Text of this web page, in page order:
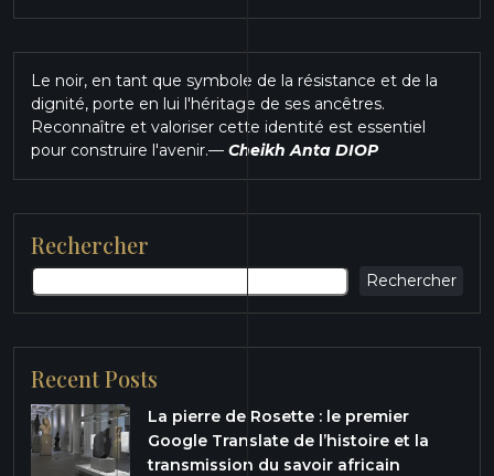
Le noir, en tant que symbole de la résistance et de la
dignité, porte en lui l'héritage de ses ancêtres.
Reconnaître et valoriser cette identité est essentiel
pour construire l'avenir.— Cheikh Anta DIOP
Rechercher
Rechercher
Recent Posts
La pierre de Rosette : le premier
Google Translate de l’histoire et la
transmission du savoir africain